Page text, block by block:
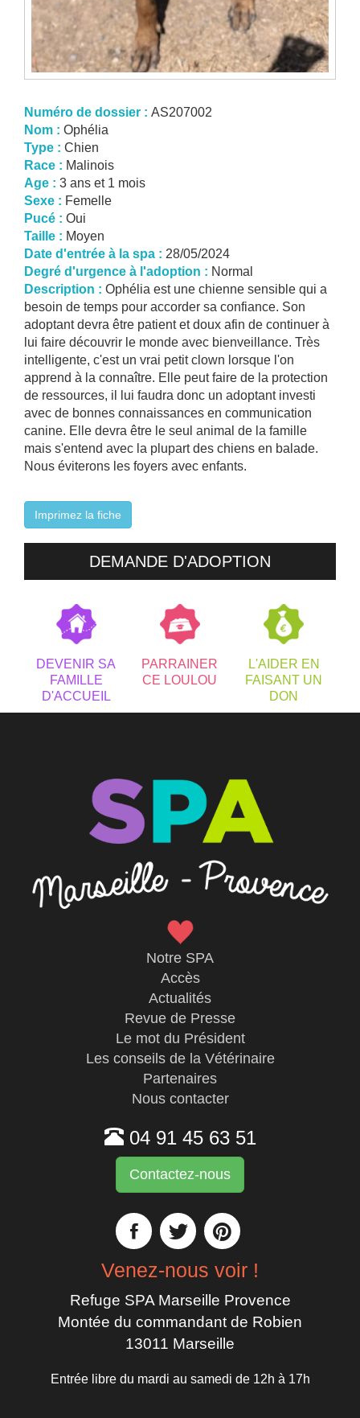
Numéro de dossier : AS207002
Nom : Ophélia
Type : Chien
Race : Malinois
Age : 3 ans et 1 mois
Sexe : Femelle
Pucé : Oui
Taille : Moyen
Date d'entrée à la spa : 28/05/2024
Degré d'urgence à l'adoption : Normal
Description : Ophélia est une chienne sensible qui a
besoin de temps pour accorder sa confiance. Son
adoptant devra être patient et doux afin de continuer à
lui faire découvrir le monde avec bienveillance. Très
intelligente, c'est un vrai petit clown lorsque l'on
apprend à la connaître. Elle peut faire de la protection
de ressources, il lui faudra donc un adoptant investi
avec de bonnes connaissances en communication
canine. Elle devra être le seul animal de la famille
mais s'entend avec la plupart des chiens en balade.
Nous éviterons les foyers avec enfants.
Imprimez la fiche
DEMANDE D'ADOPTION
DEVENIR SA
FAMILLE
D'ACCUEIL
PARRAINER
CE LOULOU
L'AIDER EN
FAISANT UN
DON
Notre SPA
Accès
Actualités
Revue de Presse
Le mot du Président
Les conseils de la Vétérinaire
Partenaires
Nous contacter
04 91 45 63 51
Contactez-nous
Venez-nous voir !
Refuge SPA Marseille Provence
Montée du commandant de Robien
13011 Marseille
Entrée libre du mardi au samedi de 12h à 17h